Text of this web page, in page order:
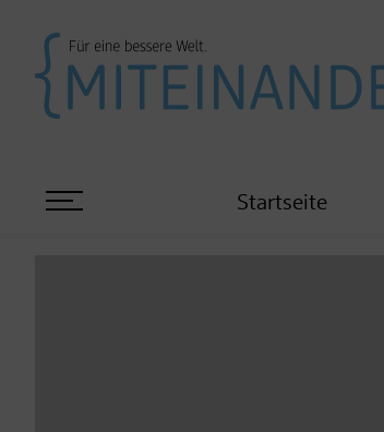
Startseite